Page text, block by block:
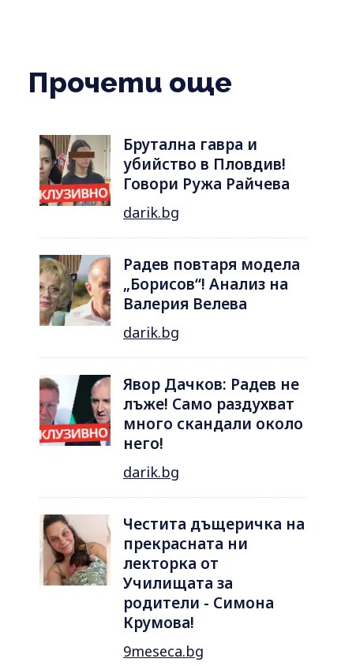
Прочети още
Брутална гавра и
убийство в Пловдив!
Говори Ружа Райчева
darik.bg
Радев повтаря модела
„Борисов“! Анализ на
Валерия Велева
darik.bg
Явор Дачков: Радев не
лъже! Само раздухват
много скандали около
него!
darik.bg
Честита дъщеричка на
прекрасната ни
лекторка от
Училищата за
родители - Симона
Крумова!
9meseca.bg